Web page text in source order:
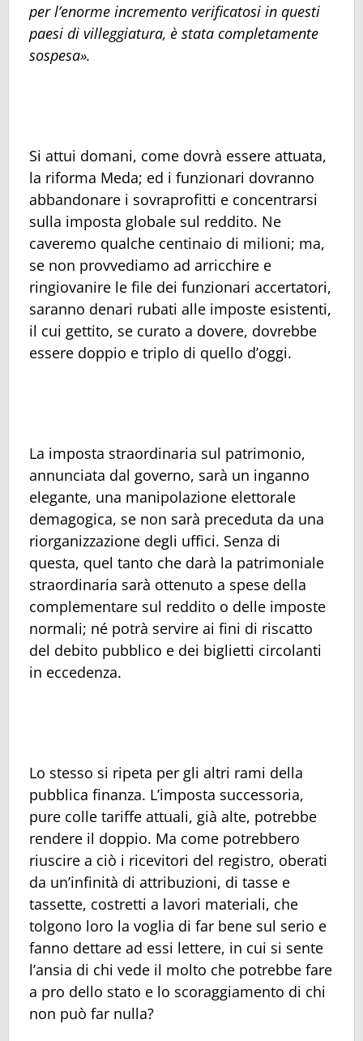
per l’enorme incremento verificatosi in questi
paesi di villeggiatura, è stata completamente
sospesa».
Si attui domani, come dovrà essere attuata,
la riforma Meda; ed i funzionari dovranno
abbandonare i sovraprofitti e concentrarsi
sulla imposta globale sul reddito. Ne
caveremo qualche centinaio di milioni; ma,
se non provvediamo ad arricchire e
ringiovanire le file dei funzionari accertatori,
saranno denari rubati alle imposte esistenti,
il cui gettito, se curato a dovere, dovrebbe
essere doppio e triplo di quello d’oggi.
La imposta straordinaria sul patrimonio,
annunciata dal governo, sarà un inganno
elegante, una manipolazione elettorale
demagogica, se non sarà preceduta da una
riorganizzazione degli uffici. Senza di
questa, quel tanto che darà la patrimoniale
straordinaria sarà ottenuto a spese della
complementare sul reddito o delle imposte
normali; né potrà servire ai fini di riscatto
del debito pubblico e dei biglietti circolanti
in eccedenza.
Lo stesso si ripeta per gli altri rami della
pubblica finanza. L’imposta successoria,
pure colle tariffe attuali, già alte, potrebbe
rendere il doppio. Ma come potrebbero
riuscire a ciò i ricevitori del registro, oberati
da un’infinità di attribuzioni, di tasse e
tassette, costretti a lavori materiali, che
tolgono loro la voglia di far bene sul serio e
fanno dettare ad essi lettere, in cui si sente
l’ansia di chi vede il molto che potrebbe fare
a pro dello stato e lo scoraggiamento di chi
non può far nulla?